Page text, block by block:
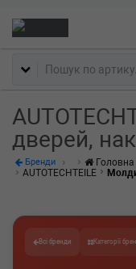
дверей,
Бренди Головна
AUTOTECHTEILE
Всі бренди Категорії